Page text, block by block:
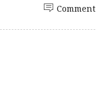
Comment